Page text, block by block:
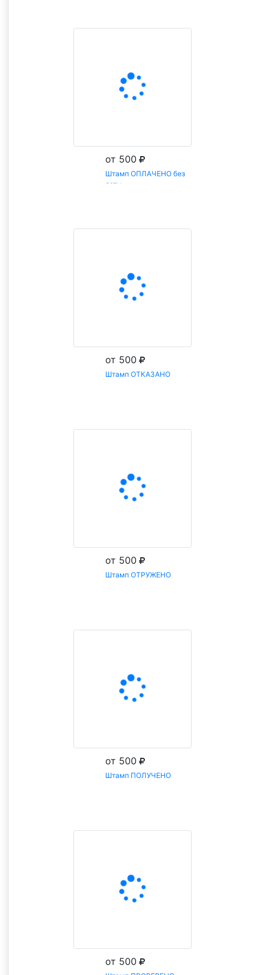
от 500
Штамп ОПЛАЧЕНО без
даты
от 500
Штамп ОТКАЗАНО
от 500
Штамп ОТРУЖЕНО
от 500
Штамп ПОЛУЧЕНО
от 500